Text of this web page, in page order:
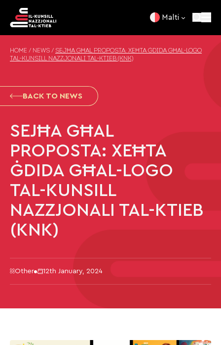
Malti
HOME / NEWS / SEJĦA GĦAL PROPOSTA: XEĦTA ĠDIDA GĦAL-LOGO
TAL-KUNSILL NAZZJONALI TAL-KTIEB (KNK)
BACK TO NEWS
SEJĦA GĦAL
PROPOSTA: XEĦTA
ĠDIDA GĦAL-LOGO
TAL-KUNSILL
NAZZJONALI TAL-KTIEB
(KNK)
Other 12th January, 2024